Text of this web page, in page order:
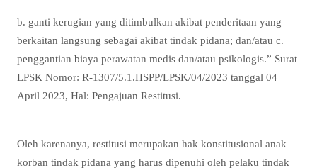
b. ganti kerugian yang ditimbulkan akibat penderitaan yang
berkaitan langsung sebagai akibat tindak pidana; dan/atau c.
penggantian biaya perawatan medis dan/atau psikologis.” Surat
LPSK Nomor: R-1307/5.1.HSPP/LPSK/04/2023 tanggal 04
April 2023, Hal: Pengajuan Restitusi.
Oleh karenanya, restitusi merupakan hak konstitusional anak
korban tindak pidana yang harus dipenuhi oleh pelaku tindak